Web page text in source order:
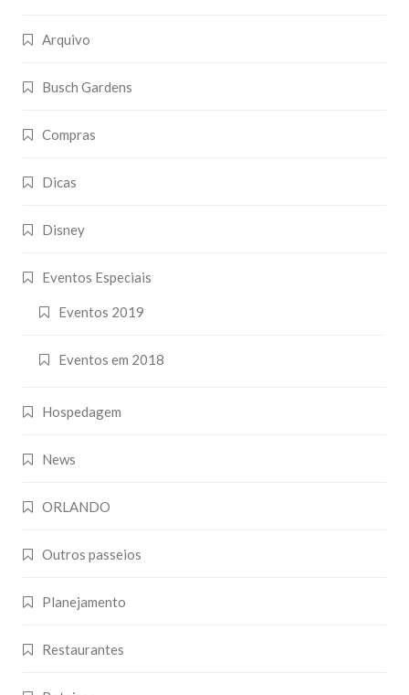
Arquivo
Busch Gardens
Compras
Dicas
Disney
Eventos Especiais
Eventos 2019
Eventos em 2018
Hospedagem
News
ORLANDO
Outros passeios
Planejamento
Restaurantes